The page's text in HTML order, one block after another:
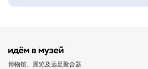
博物馆、展览及远足聚合器